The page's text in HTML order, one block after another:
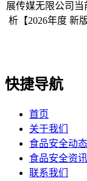
展传媒无限公司
析【2026年度 新
快捷导航
首页
关于我们
食品安全动态
食品安全资讯
联系我们